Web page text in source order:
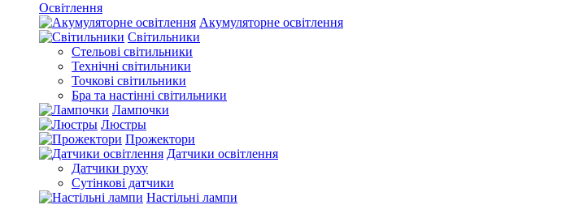
Освітлення
Акумуляторне освітлення
Світильники
Стельові світильники
Технічні світильники
Точкові світильники
Бра та настінні світильники
Лампочки
Люстры
Прожектори
Датчики освітлення
Датчики руху
Сутінкові датчики
Настільні лампи